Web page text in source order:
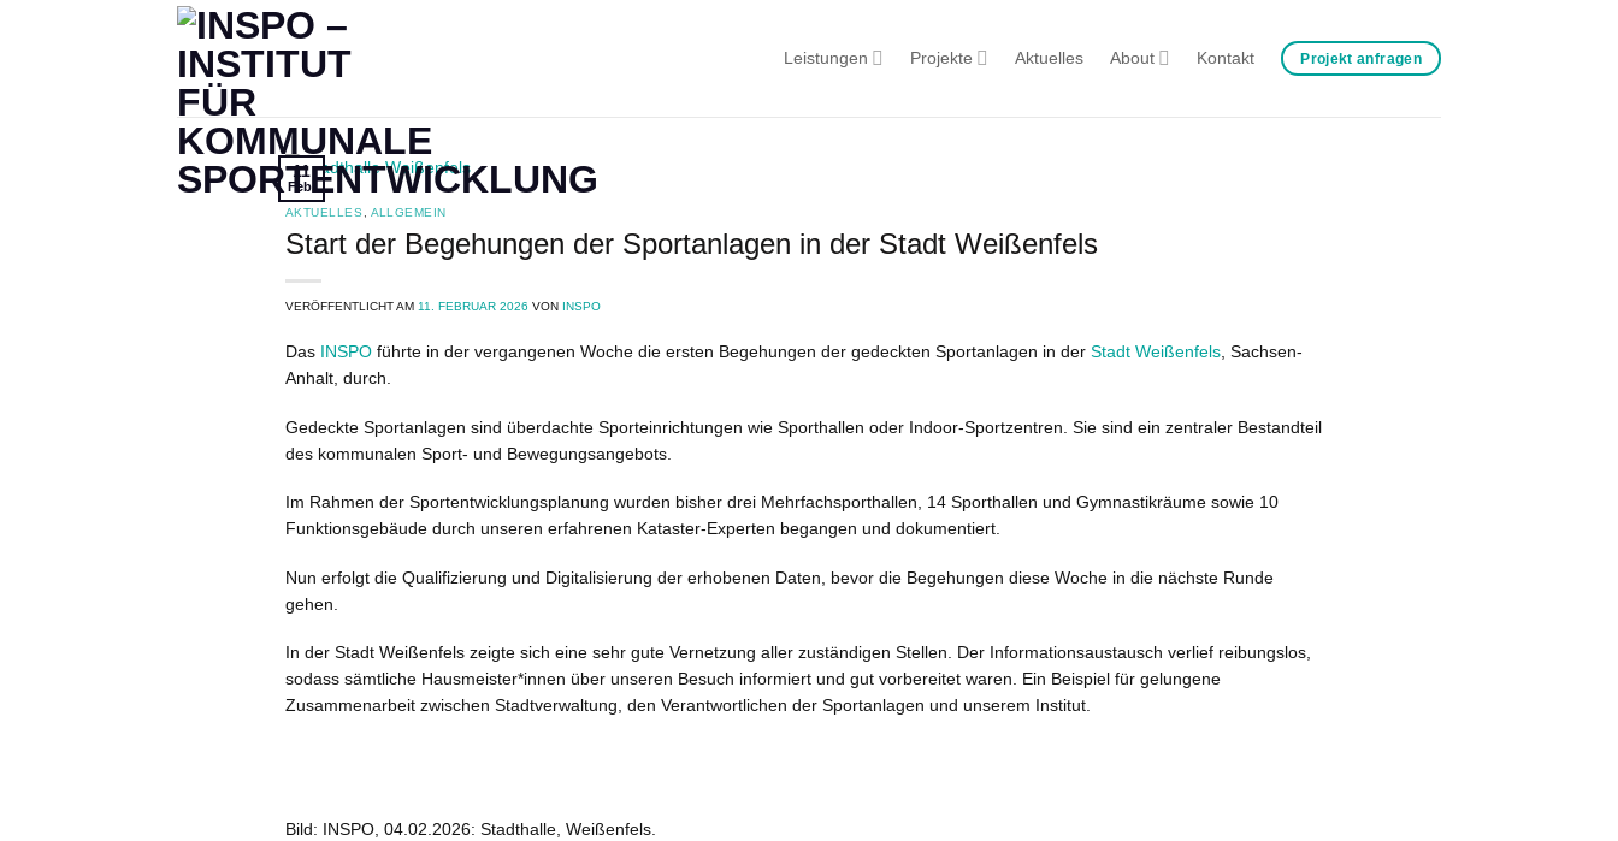
Leistungen Projekte Aktuelles About Kontakt Projekt anfragen
11
Feb.
AKTUELLES ALLGEMEIN
Start der Begehungen der Sportanlagen in der Stadt Weißenfels
VERÖFFENTLICHT AM 11. FEBRUAR 2026 VON INSPO
Das INSPO führte in der vergangenen Woche die ersten Begehungen der gedeckten Sportanlagen in der Stadt Weißenfels, Sachsen-
Anhalt, durch.
Gedeckte Sportanlagen sind überdachte Sporteinrichtungen wie Sporthallen oder Indoor-Sportzentren. Sie sind ein zentraler Bestandteil
des kommunalen Sport- und Bewegungsangebots.
Im Rahmen der Sportentwicklungsplanung wurden bisher drei Mehrfachsporthallen, 14 Sporthallen und Gymnastikräume sowie 10
Funktionsgebäude durch unseren erfahrenen Kataster-Experten begangen und dokumentiert.
Nun erfolgt die Qualifizierung und Digitalisierung der erhobenen Daten, bevor die Begehungen diese Woche in die nächste Runde
gehen.
In der Stadt Weißenfels zeigte sich eine sehr gute Vernetzung aller zuständigen Stellen. Der Informationsaustausch verlief reibungslos,
sodass sämtliche Hausmeister*innen über unseren Besuch informiert und gut vorbereitet waren. Ein Beispiel für gelungene
Zusammenarbeit zwischen Stadtverwaltung, den Verantwortlichen der Sportanlagen und unserem Institut.
Bild: INSPO, 04.02.2026: Stadthalle, Weißenfels.